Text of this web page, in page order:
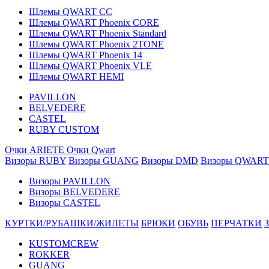
Шлемы QWART CC
Шлемы QWART Phoenix CORE
Шлемы QWART Phoenix Standard
Шлемы QWART Phoenix 2TONE
Шлемы QWART Phoenix 14
Шлемы QWART Phoenix VLE
Шлемы QWART HEMI
PAVILLON
BELVEDERE
CASTEL
RUBY CUSTOM
Очки ARIETE Очки Qwart
Визоры RUBY Визоры GUANG Визоры DMD Визоры QWART
Визоры PAVILLON
Визоры BELVEDERE
Визоры CASTEL
КУРТКИ/РУБАШКИ/ЖИЛЕТЫ БРЮКИ ОБУВЬ ПЕРЧАТКИ
KUSTOMCREW
ROKKER
GUANG